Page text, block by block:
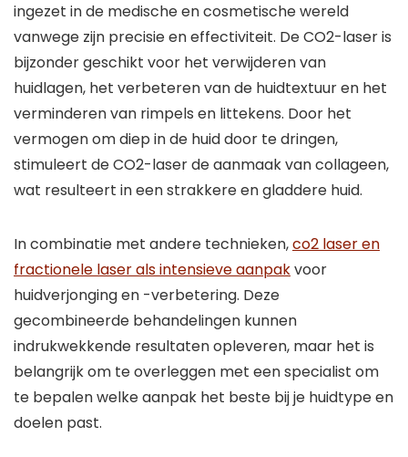
ingezet in de medische en cosmetische wereld
vanwege zijn precisie en effectiviteit. De CO2-laser is
bijzonder geschikt voor het verwijderen van
huidlagen, het verbeteren van de huidtextuur en het
verminderen van rimpels en littekens. Door het
vermogen om diep in de huid door te dringen,
stimuleert de CO2-laser de aanmaak van collageen,
wat resulteert in een strakkere en gladdere huid.
In combinatie met andere technieken,co2 laser en
fractionele laser als intensieve aanpakvoor
huidverjonging en -verbetering. Deze
gecombineerde behandelingen kunnen
indrukwekkende resultaten opleveren, maar het is
belangrijk om te overleggen met een specialist om
te bepalen welke aanpak het beste bij je huidtype en
doelen past.